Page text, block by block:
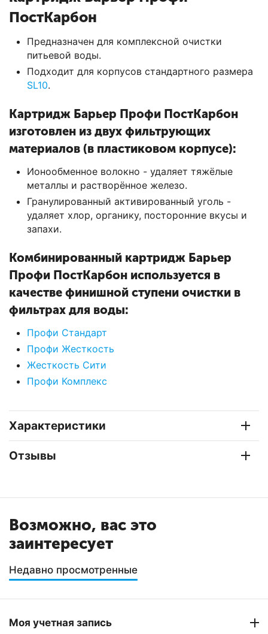
ПостКарбон
Предназначен для комплексной очистки
питьевой воды.
Подходит для корпусов стандартного размера
SL10.
Картридж Барьер Профи ПостКарбон
изготовлен из двух фильтрующих
материалов (в пластиковом корпусе):
Ионообменное волокно - удаляет тяжёлые
металлы и растворённое железо.
Гранулированный активированный уголь -
удаляет хлор, органику, посторонние вкусы и
запахи.
Комбинированный картридж Барьер
Профи ПостКарбон используется в
качестве финишной ступени очистки в
фильтрах для воды:
Профи Стандарт
Профи Жесткость
Жесткость Сити
Профи Комплекс
Характеристики
Отзывы
Возможно, вас это
заинтересует
Недавно просмотренные
Моя учетная запись